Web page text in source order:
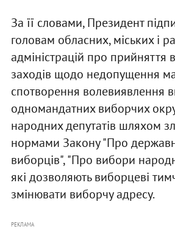
За її словами, Президент
головам обласних, міських і
адміністрацій про прийняття
заходів щодо недопущення
спотворення волевиявлення
одномандатних виборчих
народних депутатів шляхом
нормами Закону "Про
виборців", "Про вибори
які дозволяють виборцеві
змінювати виборчу адресу.
РЕКЛАМА